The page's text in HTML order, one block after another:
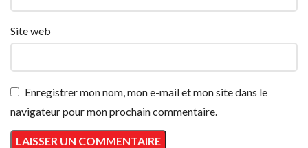
Site web
Enregistrer mon nom, mon e-mail et mon site dans le
navigateur pour mon prochain commentaire.